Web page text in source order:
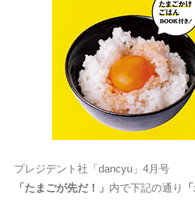
プレジデント社「dancyu」4月号
「たまごが先だ！」 内で下記の通り